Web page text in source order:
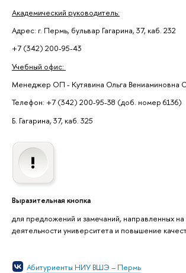
Академический руководитель:
Адрес: г. Пермь, бульвар Гагарина, 37, каб. 232
+7 (342) 200-95-43
Учебный офис:
Менеджер ОП - Кутявина Ольга Вениаминовна
Телефон: +7 (342) 200-95-38 (доб. номер 6136)
Б. Гагарина, 37, каб. 325
Выразительная кнопка
для предложений и замечаний, направленных
деятельности университета и повышение
Абитуриенты НИУ ВШЭ – Пермь